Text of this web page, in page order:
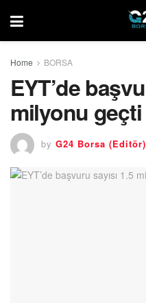
Home BORSA
EYT’de
milyonu geçti
by G24 Borsa (Editör)